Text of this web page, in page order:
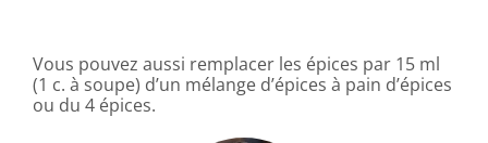
Vous pouvez aussi remplacer les épices par 15 ml
(1 c. à soupe) d’un mélange d’épices à pain d’épices
ou du 4 épices.